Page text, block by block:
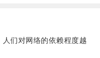
们对网络的依赖程度越